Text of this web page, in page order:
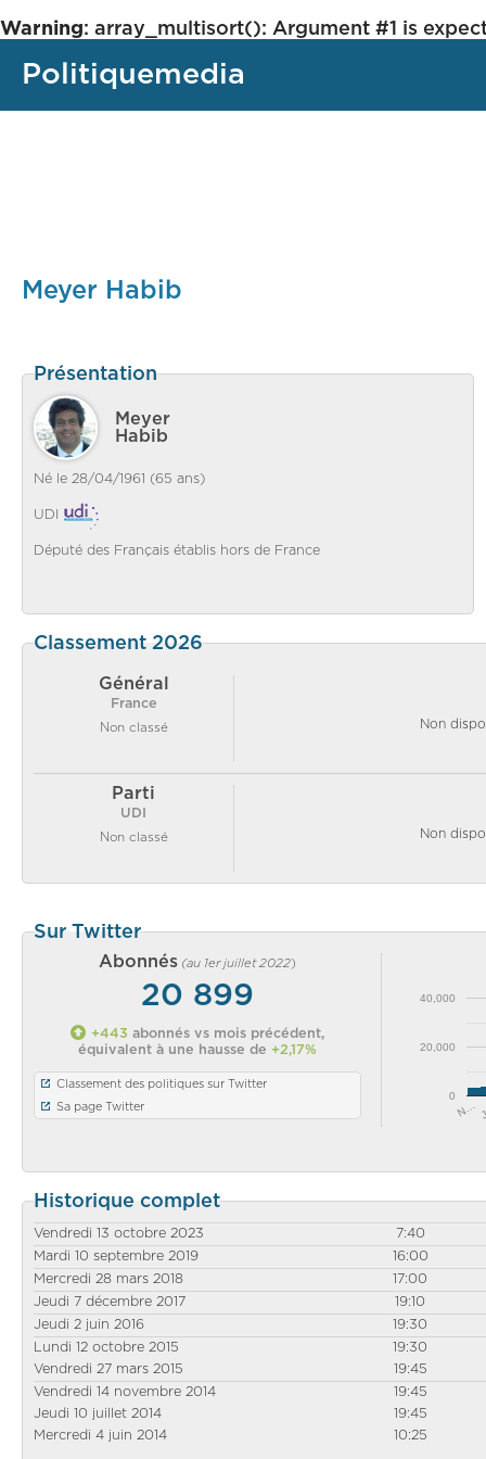
Warning: array_multisort(): Argument #1 is
Politiquemedia
Meyer Habib
Présentation
Meyer
Habib
Né le 28/04/1961 (65 ans)
UDI
Député des Français établis hors de France
Classement 2026
Général
France
Non classé Non
Parti
UDI
Non classé Non
Sur Twitter
Abonnés (au 1er juillet 2022)
20 899
+443 abonnés vs mois précédent,
équivalent à une hausse de +2,17%
Classement des politiques sur Twitter
Sa page Twitter
N…
0
20,000
40,000
Historique complet
Vendredi 13 octobre 2023 7:40
Mardi 10 septembre 2019
16:00
Mercredi 28 mars 2018
17:00
Jeudi 7 décembre 2017
19:10
Jeudi 2 juin 2016
19:30
Lundi 12 octobre 2015
19:30
Vendredi 27 mars 2015 19:45
Vendredi 14 novembre 2014
19:45
Jeudi 10 juillet 2014
19:45
Mercredi 4 juin 2014
10:25